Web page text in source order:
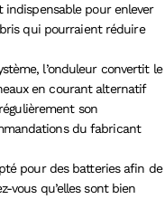
indispensable pour enlever
qui pourraient réduire
l’onduleur convertit le
en courant alternatif
son
du fabricant
pour des batteries afin de
vous qu’elles sont bien